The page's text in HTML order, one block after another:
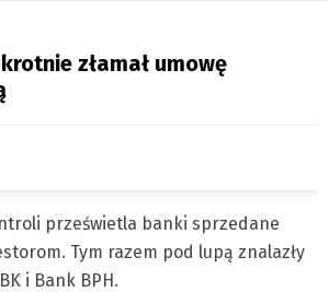
złamał umowę
prześwietla banki sprzedane
Tym razem pod lupą znalazły
i Bank BPH.